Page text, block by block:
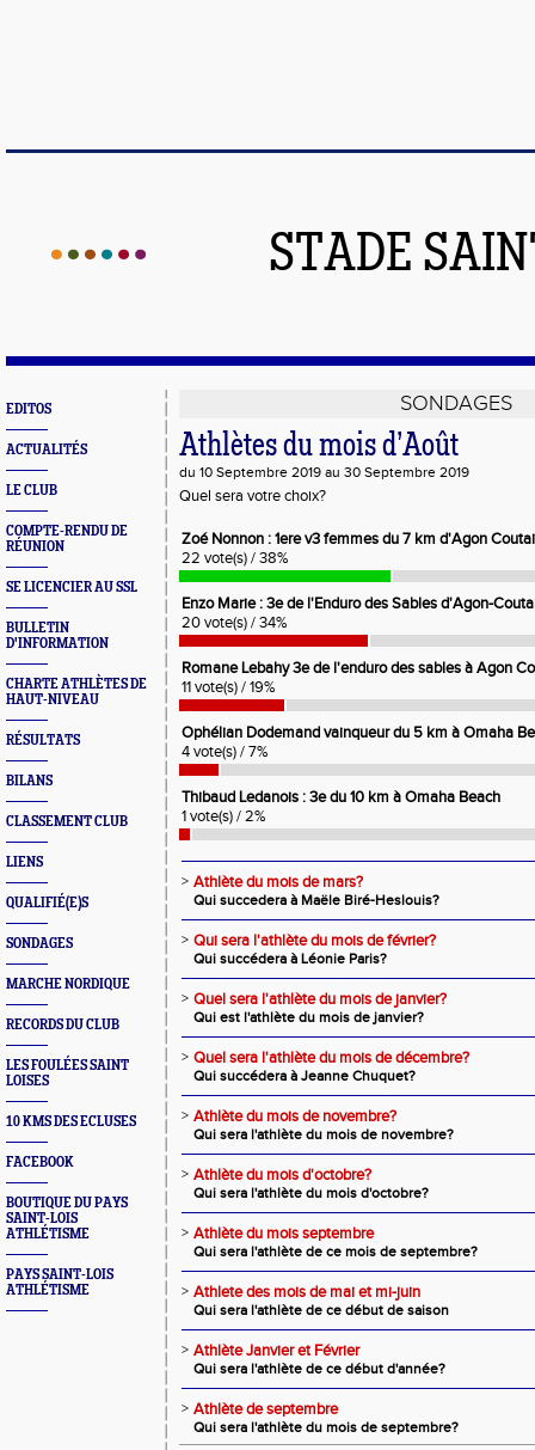
STADE
EDITOS
ACTUALITÉS
LE CLUB
COMPTE-RENDU DE
RÉUNION
SE LICENCIER AU SSL
BULLETIN
D'INFORMATION
CHARTE ATHLÈTES DE
HAUT-NIVEAU
RÉSULTATS
BILANS
CLASSEMENT CLUB
LIENS
QUALIFIÉ(E)S
SONDAGES
MARCHE NORDIQUE
RECORDS DU CLUB
LES FOULÉES SAINT
LOISES
10 KMS DES ECLUSES
FACEBOOK
BOUTIQUE DU PAYS
SAINT-LOIS
ATHLÉTISME
PAYS SAINT-LOIS
ATHLÉTISME
SONDAGES
Athlètes du mois d’Août
du 10 Septembre 2019 au 30 Septembre 2019
Quel sera votre choix?
Zoé Nonnon : 1ere v3 femmes du 7 km d'Agon
22 vote(s) / 38%
Enzo Marie : 3e de l'Enduro des Sables d'Agon-
20 vote(s) / 34%
Romane Lebahy 3e de l'enduro des sables à Agon
11 vote(s) / 19%
Ophélian Dodemand vainqueur du 5 km à Omaha
4 vote(s) / 7%
Thibaud Ledanois : 3e du 10 km à Omaha Beach
1 vote(s) / 2%
> Athlète du mois de mars?
Qui succedera à Maële Biré-Heslouis?
> Qui sera l'athlète du mois de février?
Qui succédera à Léonie Paris?
> Quel sera l'athlète du mois de janvier?
Qui est l'athlète du mois de janvier?
> Quel sera l'athlète du mois de décembre?
Qui succédera à Jeanne Chuquet?
> Athlète du mois de novembre?
Qui sera l'athlète du mois de novembre?
> Athlète du mois d'octobre?
Qui sera l'athlète du mois d'octobre?
> Athlète du mois septembre
Qui sera l'athlète de ce mois de septembre?
> Athlete des mois de mai et mi-juin
Qui sera l'athlète de ce début de saison
> Athlète Janvier et Février
Qui sera l'athlète de ce début d'année?
> Athlète de septembre
Qui sera l'athlète du mois de septembre?